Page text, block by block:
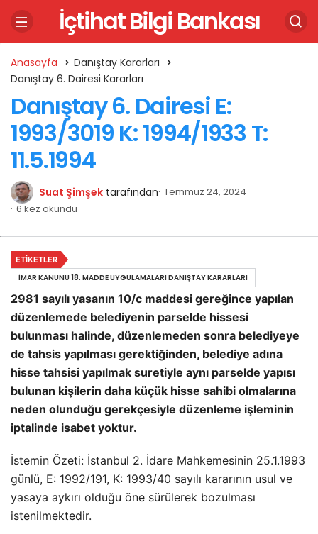
İçtihat Bilgi Bankası
Anasayfa
Danıştay Kararları
Danıştay 6. Dairesi Kararları
Danıştay 6. Dairesi E:
1993/3019 K: 1994/1933 T:
11.5.1994
Suat Şimşek tarafından Temmuz 24, 2024
6 kez okundu
2981 sayılı yasanın 10/c maddesi gereğince yapılan
düzenlemede belediyenin parselde hissesi
bulunması halinde, düzenlemeden sonra belediyeye
de tahsis yapılması gerektiğinden, belediye adına
hisse tahsisi yapılmak suretiyle aynı parselde yapısı
bulunan kişilerin daha küçük hisse sahibi olmalarına
neden olunduğu gerekçesiyle düzenleme işleminin
iptalinde isabet yoktur.
İstemin Özeti: İstanbul 2. İdare Mahkemesinin 25.1.1993
günlü, E: 1992/191, K: 1993/40 sayılı kararının usul ve
yasaya aykırı olduğu öne sürülerek bozulması
istenilmektedir.
ETIKETLER
İMAR KANUNU 18. MADDE UYGULAMALARI DANIŞTAY KARARLARI